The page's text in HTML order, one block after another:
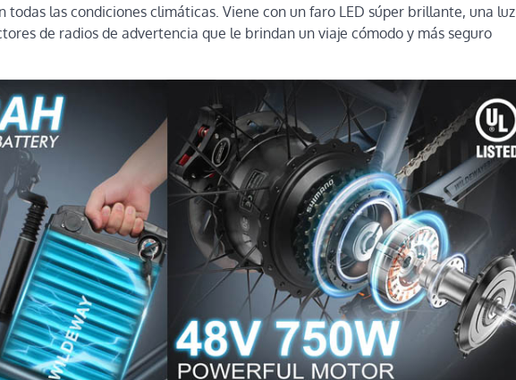
todas las condiciones climáticas. Viene con un faro LED súper brillante, una luz
de radios de advertencia que le brindan un viaje cómodo y más seguro